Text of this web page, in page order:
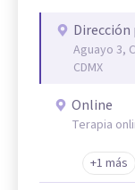
Aguayo 3,
CDMX
Online
Terapia
+1 más